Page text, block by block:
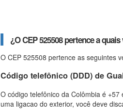
¿O CEP 525508 pertence a
O CEP 525508 pertence as seguintes
Código telefônico (DDD) de
O código telefônico da Colômbia é
uma ligacao do exterior, você deve